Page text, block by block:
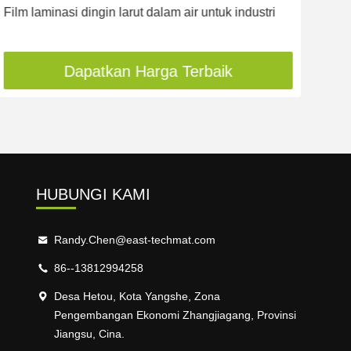
Film laminasi dingin larut dalam air untuk industri
Dapatkan Harga Terbaik
HUBUNGI KAMI
Randy.Chen@east-techmat.com
86--13812994258
Desa Hetou, Kota Yangshe, Zona
Pengembangan Ekonomi Zhangjiagang, Provinsi
Jiangsu, Cina.